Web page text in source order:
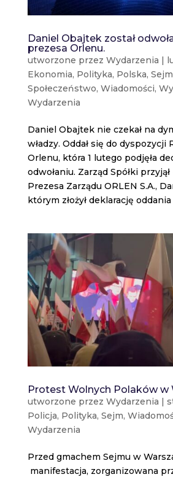
Daniel Obajtek został
prezesa Orlenu.
utworzone przez Wydarzenia |
Ekonomia, Polityka, Polska, Sejm
Społeczeństwo, Wiadomości,
Wydarzenia
Daniel Obajtek nie czekał na
władzy. Oddał się do dyspozycji
Orlenu, która 1 lutego podjęła
odwołaniu. Zarząd Spółki
Prezesa Zarządu ORLEN S.A.,
którym złożył deklarację oddania
Protest Wolnych Polaków w
utworzone przez Wydarzenia |
Policja, Polityka, Sejm,
Wydarzenia
Przed gmachem Sejmu w
manifestacja, zorganizowana